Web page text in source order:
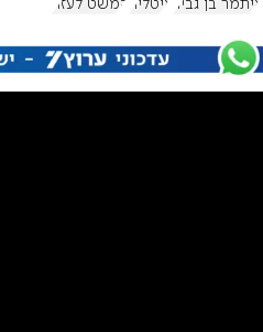
איתמר בן גביר איטליה המשט לעזה